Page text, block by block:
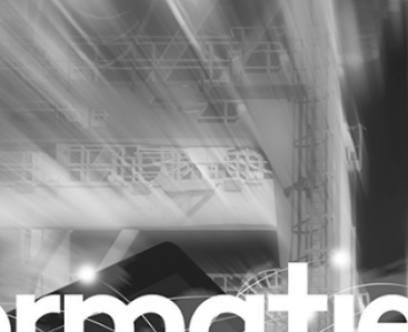
Purpose Marketing
Reputatie & crisis